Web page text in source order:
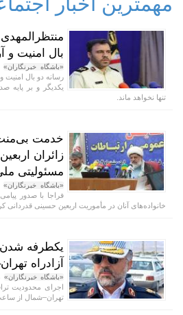
بال امنیت و
«باشگاه خبرنگاران»
رسانه دو بال امنیت
یکدیگر و بر پایه
تنها نخواهد ماند.
خدمت بی‌منت
زائران
مسئولیتی
«باشگاه خبرنگاران»
فراجا با صدور
خانواده‌های آنان در مأموریت اربعین حسینی قدردانی
یکطرفه
آزادراه
«باشگاه خبرنگاران»
اجرای محدودیت
تهران–شمال از ساعت ۱۴ امروز خبر